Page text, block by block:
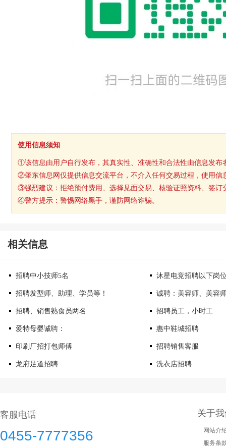
使用信息须知
①该信息由用户自行发布，其真实性、准确性和合法性由信息发布
②肇东信息网仅提供信息交流平台，不介入任何交易过程，使用信
③强烈建议：拒绝预付费用、选择见面交易、核验证照资料、签订
④警方提示：警惕网络黑手，谨防网络诈骗。
相关信息
招聘中小技师5名 沐星电竞招聘以下岗
招聘发型师、助理、学员等！ 诚聘：美容师、美容
招聘、销售熟食员两名 招聘员工，小时工
爱特母婴诚聘： 惠中鞋城招聘
印刷厂招打包师傅 招聘销售客服
龙府足道招聘 洗衣店招聘
客服电话
0455-7777356
关于
网站介
服务条